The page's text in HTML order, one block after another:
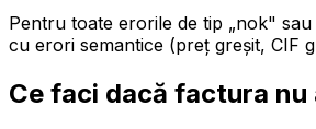
Pentru toate erorile de tip „nok"
cu erori semantice (preț greșit, CIF
Ce faci dacă factura nu